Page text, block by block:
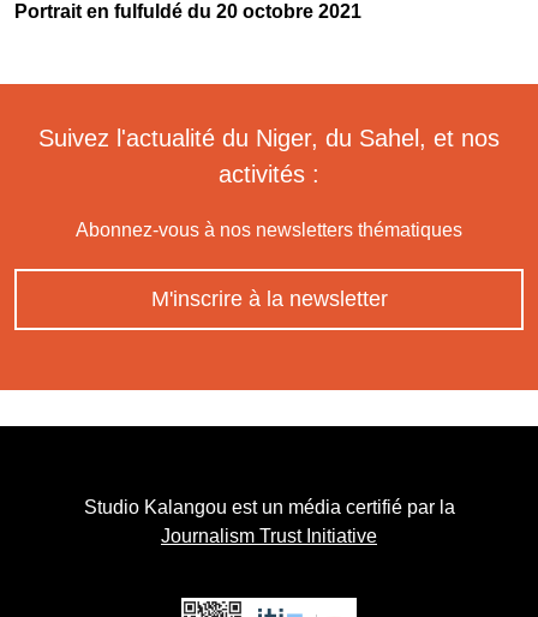
Portrait en fulfuldé du 20 octobre 2021
Suivez l'actualité du Niger, du Sahel, et nos
activités :
Abonnez-vous à nos newsletters thématiques
M'inscrire à la newsletter
Studio Kalangou est un média certifié par la
Journalism Trust Initiative